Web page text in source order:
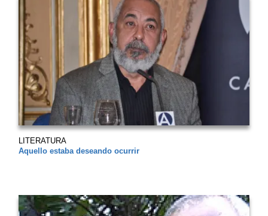
LITERATURA
Aquello estaba deseando ocurrir